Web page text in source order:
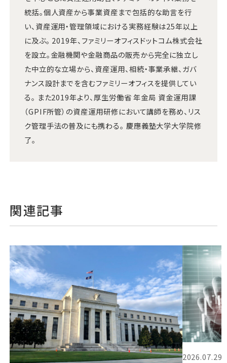
統括。個人資産から事業資産まで包括的な助言を行
い、資産運用・管理領域における実務経験は25年以上
に及ぶ。 2019年、ファミリーオフィスドットコム株式会社
を設立。金融機関や金融商品の販売から完全に独立し
た中立的な立場から、資産運用、相続・事業承継、ガバ
ナンス設計までを含むファミリーオフィスを提供してい
る。 また2019年より、厚生労働省 年金局 資金運用課
（GPIF所管）の資産運用研修において講師を務め、リス
ク管理手法の普及にも携わる。 慶應義塾大学大学院修
了。
関連記事
2026.07.29